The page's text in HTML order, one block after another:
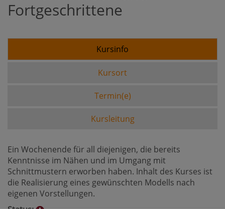
Fortgeschrittene
Kursinfo
Kursort
Termin(e)
Kursleitung
Ein Wochenende für all diejenigen, die bereits
Kenntnisse im Nähen und im Umgang mit
Schnittmustern erworben haben. Inhalt des Kurses ist
die Realisierung eines gewünschten Modells nach
eigenen Vorstellungen.